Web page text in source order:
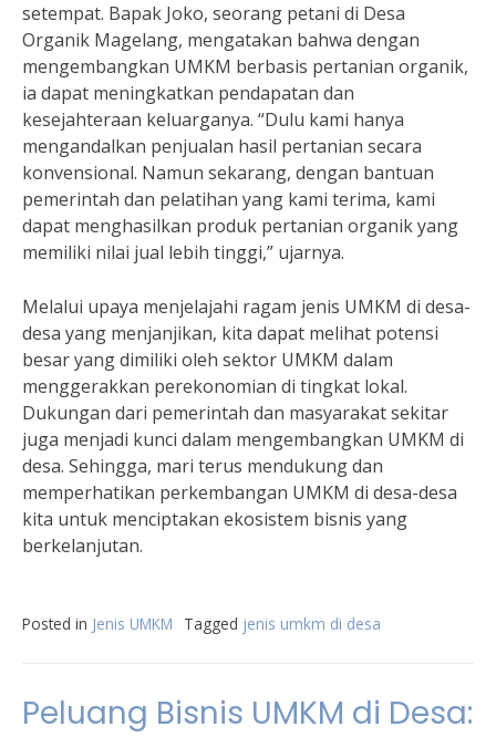
setempat. Bapak Joko, seorang petani di Desa
Organik Magelang, mengatakan bahwa dengan
mengembangkan UMKM berbasis pertanian organik,
ia dapat meningkatkan pendapatan dan
kesejahteraan keluarganya. “Dulu kami hanya
mengandalkan penjualan hasil pertanian secara
konvensional. Namun sekarang, dengan bantuan
pemerintah dan pelatihan yang kami terima, kami
dapat menghasilkan produk pertanian organik yang
memiliki nilai jual lebih tinggi,” ujarnya.
Melalui upaya menjelajahi ragam jenis UMKM di desa-
desa yang menjanjikan, kita dapat melihat potensi
besar yang dimiliki oleh sektor UMKM dalam
menggerakkan perekonomian di tingkat lokal.
Dukungan dari pemerintah dan masyarakat sekitar
juga menjadi kunci dalam mengembangkan UMKM di
desa. Sehingga, mari terus mendukung dan
memperhatikan perkembangan UMKM di desa-desa
kita untuk menciptakan ekosistem bisnis yang
berkelanjutan.
Posted in Jenis UMKM Tagged jenis umkm di desa
Peluang Bisnis UMKM di Desa: